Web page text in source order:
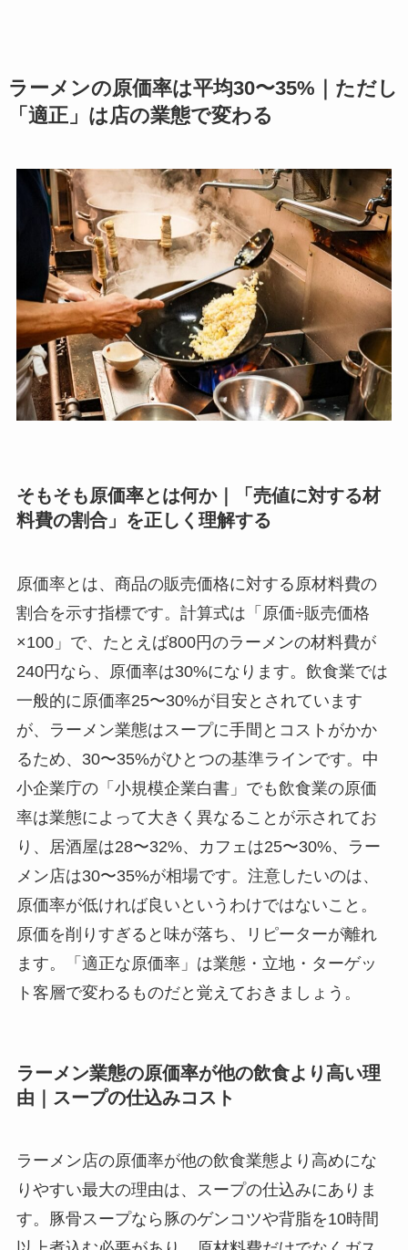
ラーメンの原価率は平均30〜35%｜ただし
「適正」は店の業態で変わる
そもそも原価率とは何か｜「売値に対する材
料費の割合」を正しく理解する
原価率とは、商品の販売価格に対する原材料費の
割合を示す指標です。計算式は「原価÷販売価格
×100」で、たとえば800円のラーメンの材料費が
240円なら、原価率は30%になります。飲食業では
一般的に原価率25〜30%が目安とされています
が、ラーメン業態はスープに手間とコストがかか
るため、30〜35%がひとつの基準ラインです。中
小企業庁の「小規模企業白書」でも飲食業の原価
率は業態によって大きく異なることが示されてお
り、居酒屋は28〜32%、カフェは25〜30%、ラー
メン店は30〜35%が相場です。注意したいのは、
原価率が低ければ良いというわけではないこと。
原価を削りすぎると味が落ち、リピーターが離れ
ます。「適正な原価率」は業態・立地・ターゲッ
ト客層で変わるものだと覚えておきましょう。
ラーメン業態の原価率が他の飲食より高い理
由｜スープの仕込みコスト
ラーメン店の原価率が他の飲食業態より高めにな
りやすい最大の理由は、スープの仕込みにありま
す。豚骨スープなら豚のゲンコツや背脂を10時間